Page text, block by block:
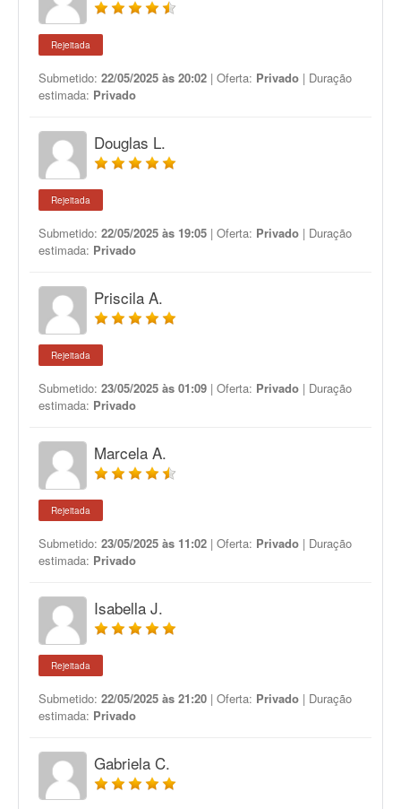
Rejeitada
Submetido: 22/05/2025 às 20:02 | Oferta: Privado | Duração
estimada: Privado
Douglas L.
Rejeitada
Submetido: 22/05/2025 às 19:05 | Oferta: Privado | Duração
estimada: Privado
Priscila A.
Rejeitada
Submetido: 23/05/2025 às 01:09 | Oferta: Privado | Duração
estimada: Privado
Marcela A.
Rejeitada
Submetido: 23/05/2025 às 11:02 | Oferta: Privado | Duração
estimada: Privado
Isabella J.
Rejeitada
Submetido: 22/05/2025 às 21:20 | Oferta: Privado | Duração
estimada: Privado
Gabriela C.